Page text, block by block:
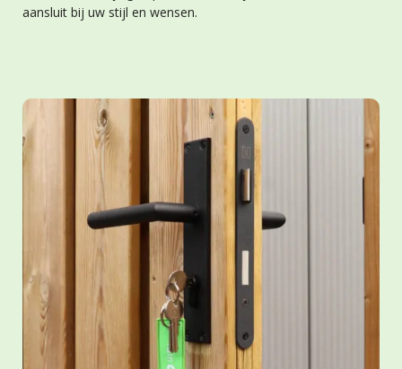
aansluit bij uw stijl en wensen.